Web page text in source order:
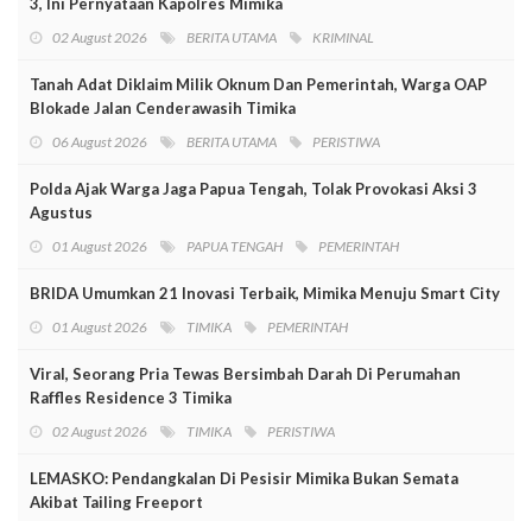
02 August 2026 BERITA UTAMA KRIMINAL
Tanah Adat Diklaim Milik Oknum Dan Pemerintah, Warga OAP
Blokade Jalan Cenderawasih Timika
06 August 2026 BERITA UTAMA PERISTIWA
Polda Ajak Warga Jaga Papua Tengah, Tolak Provokasi Aksi 3
Agustus
01 August 2026 PAPUA TENGAH PEMERINTAH
BRIDA Umumkan 21 Inovasi Terbaik, Mimika Menuju Smart City
01 August 2026 TIMIKA PEMERINTAH
Viral, Seorang Pria Tewas Bersimbah Darah Di Perumahan
Raffles Residence 3 Timika
02 August 2026 TIMIKA PERISTIWA
LEMASKO: Pendangkalan Di Pesisir Mimika Bukan Semata
Akibat Tailing Freeport